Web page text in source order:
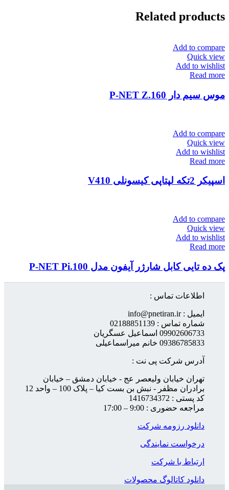
Related products
Add to compare
Quick view
Add to wishlist
Read more
موس سیم دار P-NET Z.160
Add to compare
Quick view
Add to wishlist
Read more
اسپیکر 2تکه لپتاپی کیسونلی V410
Add to compare
Quick view
Add to wishlist
Read more
پک ده تایی کابل شارژر آیفون مدل P-NET Pi.100
اطلاعات تماس :
ایمیل : info@pnetiran.ir
شماره تماس : 02188851139
09902606733 اسماعیل عسگریان
09386785833 خانم میراسماعیلی
آدرس شرکت پی نت :
تهران خیابان ولیعصر عج - خیابان دمشق – خیابان
برادران مظفر - نبش بن بست کیا – پلاک 100 – واحد 12
کد پستی : 1416734372
مراجعه حضوری : 9:00 – 17:00
دانلود رزومه شرکت
درخواست نمایندگی
ارتباط با شرکت
دانلود کاتالوگ محصولات